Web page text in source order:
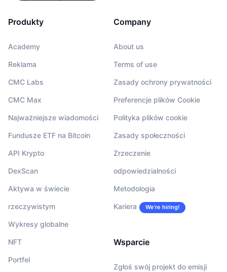
Produkty
Academy
Reklama
CMC Labs
CMC Max
Najważniejsze wiadomości
Fundusze ETF na Bitcoin
API Krypto
DexScan
Aktywa w świecie
rzeczywistym
Wykresy globalne
NFT
Portfel
Company
About us
Terms of use
Zasady ochrony prywatności
Preferencje plików Cookie
Polityka plików cookie
Zasady społeczności
Zrzeczenie
odpowiedzialności
Metodologia
Kariera We’re hiring!
Wsparcie
Zgłoś swój projekt do emisji